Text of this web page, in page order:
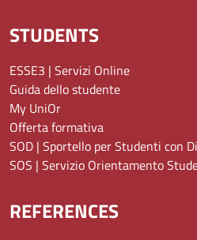
STUDENTS
ESSE3 | Servizi Online
Guida dello studente
My UniOr
Offerta formativa
SOD | Sportello per Studenti con
SOS | Servizio Orientamento
REFERENCES